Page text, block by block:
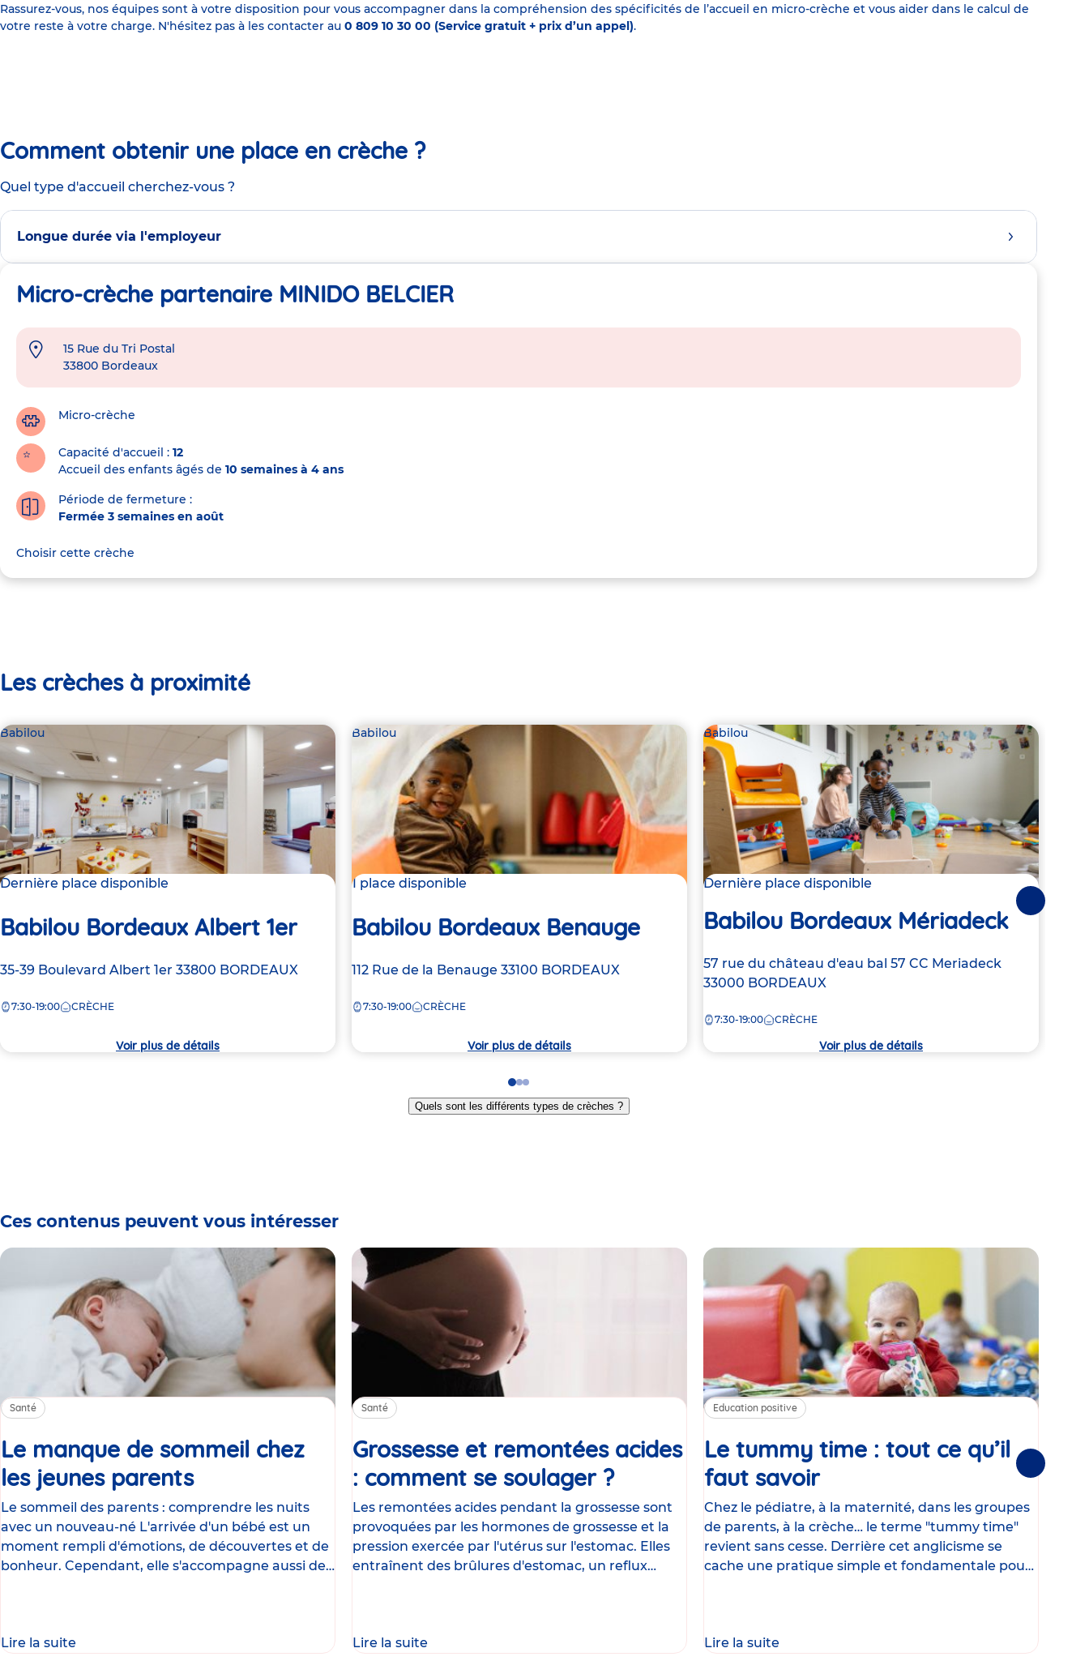
Rassurez-vous, nos équipes sont à votre disposition pour vous accompagner dans la compréhension des spécificités de l’accueil en micro-crèche et vous aider dans le calcul de
votre reste à votre charge. N'hésitez pas à les contacter au 0 809 10 30 00 (Service gratuit + prix d’un appel).
Comment obtenir une place en crèche ?
Quel type d'accueil cherchez-vous ?
Longue durée via l'employeur
Micro-crèche partenaire MINIDO BELCIER
Adresse
crèche
15 Rue du Tri Postal
33800 Bordeaux
Micro-crèche
Capacité d'accueil
12
Accueil des enfants âgés de 10 semaines à 4 ans
Période de fermeture :
Fermée 3 semaines en août
Choisir cette crèche
Les crèches à proximité
Babilou
Dernière place disponible
Babilou Bordeaux Albert 1er
Adresse
la
35-39 Boulevard Albert 1er 33800 BORDEAUX
7:30-19:00 CRÈCHE
Voir plus de détails
Babilou
1 place disponible
Babilou Bordeaux Benauge
Adresse
la
112 Rue de la Benauge 33100 BORDEAUX
7:30-19:00 CRÈCHE
Voir plus de détails
Babilou
Dernière place disponible
Babilou Bordeaux Mériadeck
Adresse
de
crèche
57 rue du château d'eau bal 57 CC Meriadeck
33000 BORDEAUX
7:30-19:00 CRÈCHE
Voir plus de détails
Suivantes
Go
to
slide
Go
to
slide
Go
to
slide
Quels sont les différents types de crèches ?
Ces contenus peuvent vous intéresser
Santé
Le manque de sommeil chez
les jeunes parentsArticle
Le sommeil des parents : comprendre les nuits
avec un nouveau-né L'arrivée d'un bébé est un
moment rempli d'émotions, de découvertes et de
bonheur. Cependant, elle s'accompagne aussi de
Lire la suite
Santé
Grossesse et remontées acides
: comment se soulager ?Article
Les remontées acides pendant la grossesse sont
provoquées par les hormones de grossesse et la
pression exercée par l'utérus sur l'estomac. Elles
entraînent des brûlures d'estomac, un reflux
Lire la suite
Education positive
Le tummy time : tout ce qu’il
faut savoirArticle
Chez le pédiatre, à la maternité, dans les groupes
de parents, à la crèche… le terme "tummy time"
revient sans cesse. Derrière cet anglicisme se
cache une pratique simple et fondamentale pour
Lire la suite
Suivantes